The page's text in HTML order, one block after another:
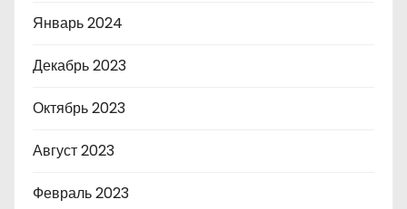
Январь 2024
Декабрь 2023
Октябрь 2023
Август 2023
Февраль 2023